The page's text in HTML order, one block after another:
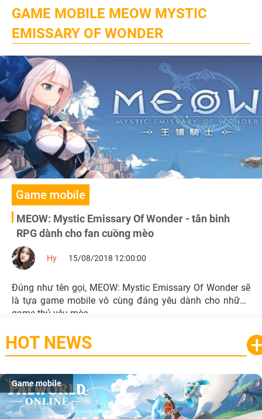
GAME MOBILE MEOW MYSTIC
EMISSARY OF WONDER
Game mobile
MEOW: Mystic Emissary Of Wonder - tân binh
RPG dành cho fan cuồng mèo
Hy 15/08/2018 12:00:00
Đúng như tên gọi, MEOW: Mystic Emissary Of Wonder sẽ
là tựa game mobile vô cùng đáng yêu dành cho những
game thủ yêu mèo.
HOT NEWS
Game mobile